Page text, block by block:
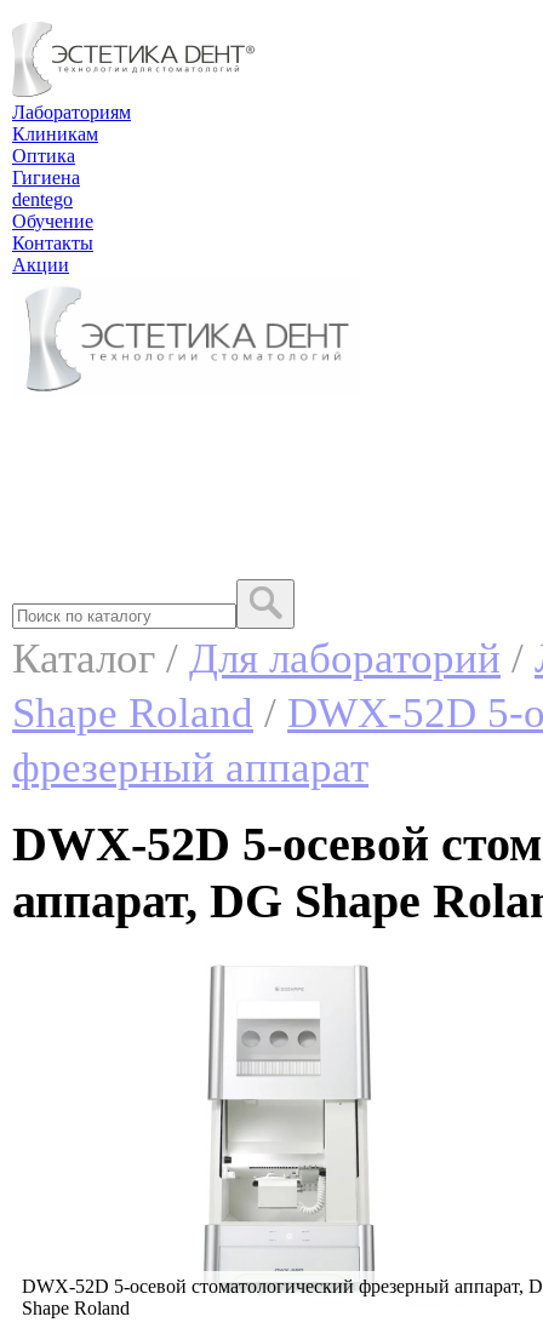
Лабораториям
Клиникам
Оптика
Гигиена
dentego
Обучение
Контакты
Акции
Каталог / Для лабораторий /
Shape Roland / DWX-52D 5-
фрезерный аппарат
DWX-52D 5-осевой
аппарат, DG Shape
DWX-52D 5-осевой стоматологический фрезерный аппарат,
Shape Roland